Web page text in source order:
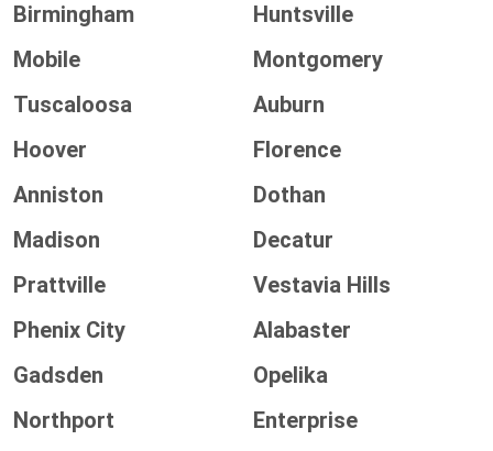
Birmingham
Huntsville
Mobile
Montgomery
Tuscaloosa
Auburn
Hoover
Florence
Anniston
Dothan
Madison
Decatur
Prattville
Vestavia Hills
Phenix City
Alabaster
Gadsden
Opelika
Northport
Enterprise